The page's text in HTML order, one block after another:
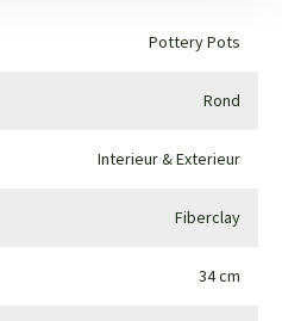
Pottery Pots
Rond
Interieur & Exterieur
Fiberclay
34 cm